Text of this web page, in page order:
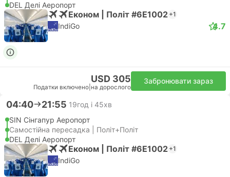
DEL Делі Аеропорт
Економ | Політ #6E1002 +1
IndiGo 4.7
USD 305
Податки включено на дорослого
Забронювати зараз
04:40 21:55 19год і 45хв
SIN Сінгапур Аеропорт
Самостійна пересадка | Політ+Політ
DEL Делі Аеропорт
Економ | Політ #6E1002 +1
IndiGo